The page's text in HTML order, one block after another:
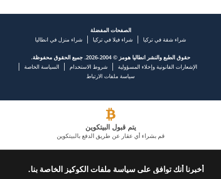
الصفحات المفضلة
شراء شقة في تركيا
شراء فيلا في تركيا شراء منزل في انطاليا
حقوق الطبع والنشر انطاليا هومز © 2004-2026. جميع الحقوق محفوظة.
الإشعارات القانونية وإخلاء المسؤولية
شروط الاستخدام
السياسة الخاصة
سياسة ملفات الارتباط
يتم قبول البيتكوين
قم بشراء أي عقار عن طريق الدفع بالبيتكوين
أخبرنا أنك توافق على سياسة ملفات الكوكيز الخاصة بنا.